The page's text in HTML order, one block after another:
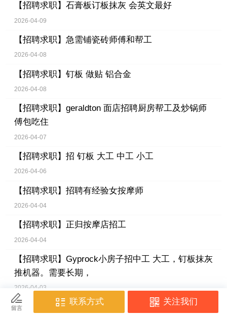
【招聘求职】 石膏板订板抹灰 会英文最好
2026-04-09
【招聘求职】 急需铺瓷砖师傅和帮工
2026-04-08
【招聘求职】 钉板 做贴 铝合金
2026-04-08
【招聘求职】 geraldton 面店招聘厨房帮工及炒锅师
傅包吃住
2026-04-07
【招聘求职】 招 钉板 大工 中工 小工
2026-04-06
【招聘求职】 招聘有经验女按摩师
2026-04-04
【招聘求职】 正归按摩店招工
2026-04-04
【招聘求职】 Gyprock小房子招中工 大工，钉板抹灰
推机器。需要长期，
2026-04-03
【招聘求职】 Leederville中餐馆招厨房帮工